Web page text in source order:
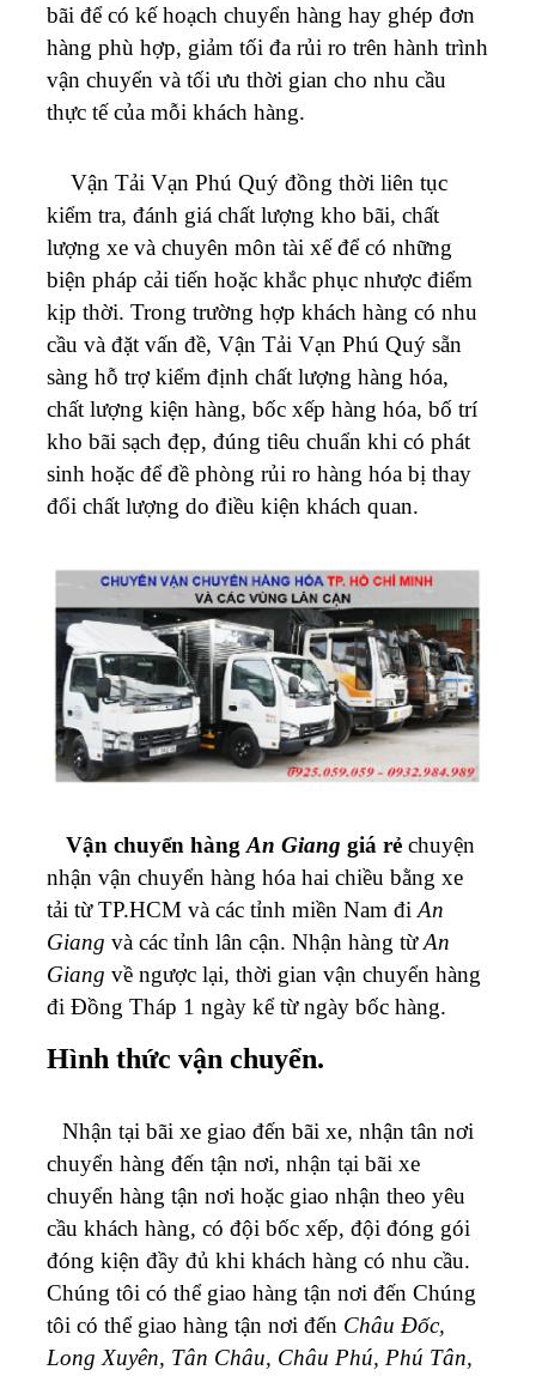
bãi để có kế hoạch chuyển hàng hay ghép đơn
hàng phù hợp, giảm tối đa rủi ro trên hành trình
vận chuyển và tối ưu thời gian cho nhu cầu
thực tế của mỗi khách hàng.
Vận Tải Vạn Phú Quý đồng thời liên tục
kiểm tra, đánh giá chất lượng kho bãi, chất
lượng xe và chuyên môn tài xế để có những
biện pháp cải tiến hoặc khắc phục nhược điểm
kịp thời. Trong trường hợp khách hàng có nhu
cầu và đặt vấn đề, Vận Tải Vạn Phú Quý sẵn
sàng hỗ trợ kiểm định chất lượng hàng hóa,
chất lượng kiện hàng, bốc xếp hàng hóa, bố trí
kho bãi sạch đẹp, đúng tiêu chuẩn khi có phát
sinh hoặc để đề phòng rủi ro hàng hóa bị thay
đổi chất lượng do điều kiện khách quan.
Vận chuyển hàng An Giang giá rẻ chuyện
nhận vận chuyển hàng hóa hai chiều bằng xe
tải từ TP.HCM và các tỉnh miền Nam đi An
Giang và các tỉnh lân cận. Nhận hàng từAn
Giang về ngược lại, thời gian vận chuyển hàng
đi Đồng Tháp 1 ngày kể từ ngày bốc hàng.
Hình thức vận chuyển.
Nhận tại bãi xe giao đến bãi xe, nhận tân nơi
chuyển hàng đến tận nơi, nhận tại bãi xe
chuyển hàng tận nơi hoặc giao nhận theo yêu
cầu khách hàng, có đội bốc xếp, đội đóng gói
đóng kiện đầy đủ khi khách hàng có nhu cầu.
Chúng tôi có thể giao hàng tận nơi đến Chúng
tôi có thể giao hàng tận nơi đến Châu Đốc,
Long Xuyên, Tân Châu, Châu Phú, Phú Tân,